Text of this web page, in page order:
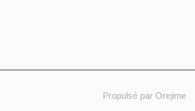
Propulsé par Orejime